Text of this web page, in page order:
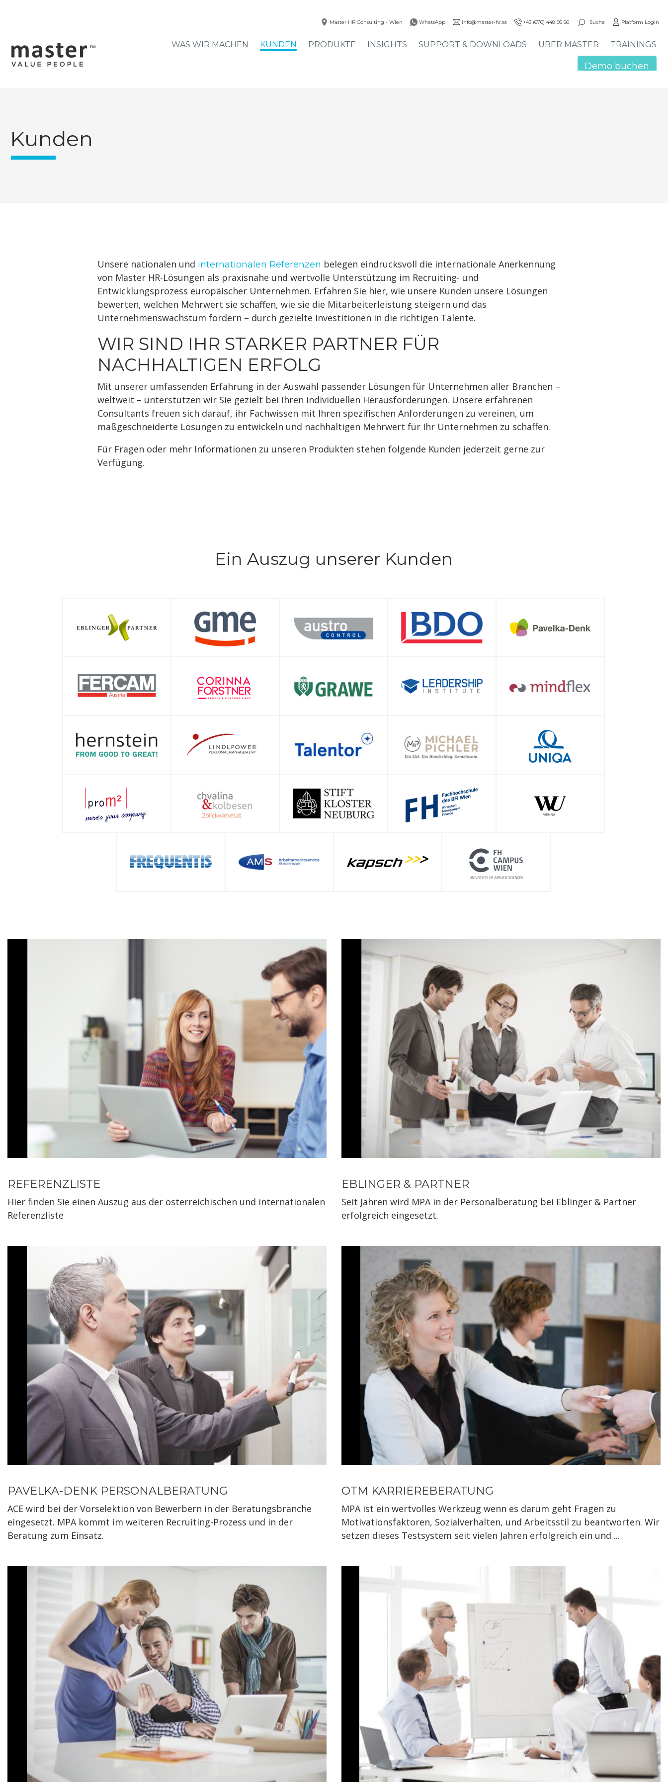
Master HR Consulting - Wien WhatsApp info@master-hr.at +43 (676) 448 95 56 Suche Platform Login
WAS WIR MACHEN KUNDEN PRODUKTE INSIGHTS SUPPORT & DOWNLOADS ÜBER MASTER TRAININGS
Demo buchen
Kunden
Unsere nationalen und internationalen Referenzen belegen eindrucksvoll die internationale Anerkennung
von Master HR-Lösungen als praxisnahe und wertvolle Unterstützung im Recruiting- und
Entwicklungsprozess europäischer Unternehmen. Erfahren Sie hier, wie unsere Kunden unsere Lösungen
bewerten, welchen Mehrwert sie schaffen, wie sie die Mitarbeiterleistung steigern und das
Unternehmenswachstum fördern – durch gezielte Investitionen in die richtigen Talente.
WIR SIND IHR STARKER PARTNER FÜR
NACHHALTIGEN ERFOLG
Mit unserer umfassenden Erfahrung in der Auswahl passender Lösungen für Unternehmen aller Branchen –
weltweit – unterstützen wir Sie gezielt bei Ihren individuellen Herausforderungen. Unsere erfahrenen
Consultants freuen sich darauf, ihr Fachwissen mit Ihren spezifischen Anforderungen zu vereinen, um
maßgeschneiderte Lösungen zu entwickeln und nachhaltigen Mehrwert für Ihr Unternehmen zu schaffen.
Für Fragen oder mehr Informationen zu unseren Produkten stehen folgende Kunden jederzeit gerne zur
Verfügung.
Ein Auszug unserer Kunden
REFERENZLISTE
Hier finden Sie einen Auszug aus der österreichischen und internationalen
Referenzliste
EBLINGER & PARTNER
Seit Jahren wird MPA in der Personalberatung bei Eblinger & Partner
erfolgreich eingesetzt.
PAVELKA-DENK PERSONALBERATUNG
ACE wird bei der Vorselektion von Bewerbern in der Beratungsbranche
eingesetzt. MPA kommt im weiteren Recruiting-Prozess und in der
Beratung zum Einsatz.
OTM KARRIEREBERATUNG
MPA ist ein wertvolles Werkzeug wenn es darum geht Fragen zu
Motivationsfaktoren, Sozialverhalten, und Arbeitsstil zu beantworten. Wir
setzen dieses Testsystem seit vielen Jahren erfolgreich ein und ...